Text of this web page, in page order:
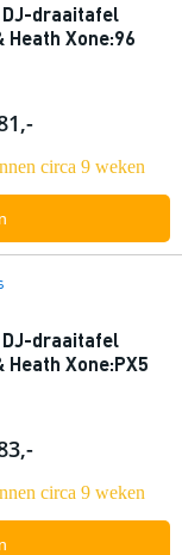
DJ-draaitafel
Xone:96
circa 9 weken
DJ-draaitafel
Xone:PX5
circa 9 weken